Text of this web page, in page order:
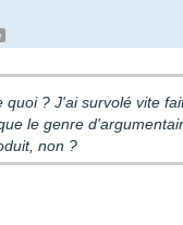
quoi ? J'ai survolé vite
le genre
non ?